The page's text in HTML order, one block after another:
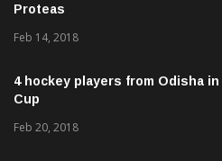
Proteas
Feb 14, 2018
4 hockey players from Odisha in
Cup
Feb 20, 2018